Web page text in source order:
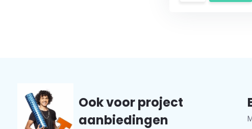
Ook voor project
aanbiedingen